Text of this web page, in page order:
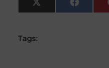
X
(Twitter)
Tags: